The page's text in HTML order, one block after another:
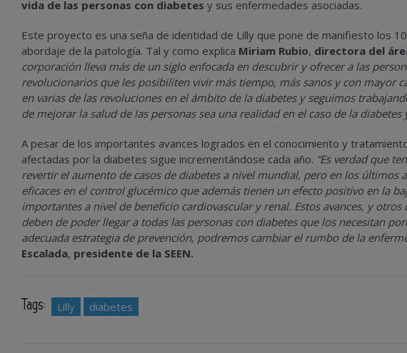
vida de las personas con diabetes y sus enfermedades asociadas.
Este proyecto es una seña de identidad de Lilly que pone de manifiesto los
abordaje de la patología. Tal y como explica Miriam Rubio, directora del
corporación llevamás de un siglo enfocada en descubrir y ofrecer a las
revolucionarios que les posibiliten vivir más tiempo, más sanos y con mayor
en varias de las revoluciones en el ámbito de la diabetes y seguimos
de mejorar la salud de las personas sea una realidad en el caso de la diabetes
A pesar de los importantes avances logrados en el conocimiento y
afectadas por la diabetes sigue incrementándose cada año. “Es verdad que
revertir el aumento de casos de diabetes a nivel mundial, pero en los últimos
eficaces en el control glucémico que además tienen un efecto positivo en la
importantes a nivel de beneficio cardiovascular y renal. Estos avances, y
deben de poder llegar a todas las personas con diabetes que los necesitan
adecuada estrategia de prevención, podremos cambiar el rumbo de la
Escalada, presidente de la SEEN.
Tags: Lilly diabetes